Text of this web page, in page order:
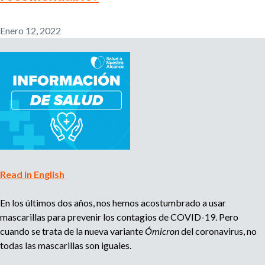
r
i
o
d
e
u
s
q
e
m
p
e
a
d
,
c
u
t
a
d
Enero 12, 2022
Read in English
En los últimos dos años, nos hemos acostumbrado a usar
mascarillas para prevenir los contagios de COVID-19. Pero
cuando se trata de la nueva varianteÓmicrondel coronavirus, no
todas las mascarillas son iguales.